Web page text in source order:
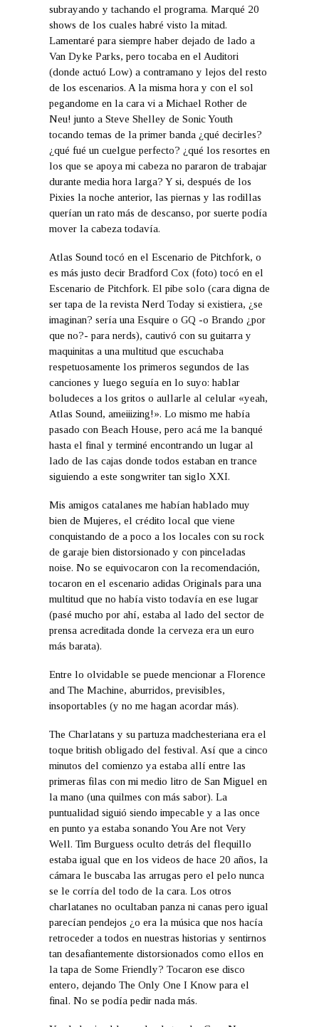
subrayando y tachando el programa. Marqué 20
shows de los cuales habré visto la mitad.
Lamentaré para siempre haber dejado de lado a
Van Dyke Parks, pero tocaba en el Auditori
(donde actuó Low) a contramano y lejos del resto
de los escenarios. A la misma hora y con el sol
pegandome en la cara vi a Michael Rother de
Neu! junto a Steve Shelley de Sonic Youth
tocando temas de la primer banda ¿qué decirles?
¿qué fué un cuelgue perfecto? ¿qué los resortes en
los que se apoya mi cabeza no pararon de trabajar
durante media hora larga? Y si, después de los
Pixies la noche anterior, las piernas y las rodillas
querían un rato más de descanso, por suerte podía
mover la cabeza todavía.
Atlas Sound tocó en el Escenario de Pitchfork, o
es más justo decir Bradford Cox (foto) tocó en el
Escenario de Pitchfork. El pibe solo (cara digna de
ser tapa de la revista Nerd Today si existiera, ¿se
imaginan? sería una Esquire o GQ -o Brando ¿por
que no?- para nerds), cautivó con su guitarra y
maquinitas a una multitud que escuchaba
respetuosamente los primeros segundos de las
canciones y luego seguía en lo suyo: hablar
boludeces a los gritos o aullarle al celular «yeah,
Atlas Sound, ameiiizing!». Lo mismo me había
pasado con Beach House, pero acá me la banqué
hasta el final y terminé encontrando un lugar al
lado de las cajas donde todos estaban en trance
siguiendo a este songwriter tan siglo XXI.
Mis amigos catalanes me habían hablado muy
bien de Mujeres, el crédito local que viene
conquistando de a poco a los locales con su rock
de garaje bien distorsionado y con pinceladas
noise. No se equivocaron con la recomendación,
tocaron en el escenario adidas Originals para una
multitud que no había visto todavía en ese lugar
(pasé mucho por ahí, estaba al lado del sector de
prensa acreditada donde la cerveza era un euro
más barata).
Entre lo olvidable se puede mencionar a Florence
and The Machine, aburridos, previsibles,
insoportables (y no me hagan acordar más).
The Charlatans y su partuza madchesteriana era el
toque british obligado del festival. Así que a cinco
minutos del comienzo ya estaba allí entre las
primeras filas con mi medio litro de San Miguel en
la mano (una quilmes con más sabor). La
puntualidad siguió siendo impecable y a las once
en punto ya estaba sonando You Are not Very
Well. Tim Burguess oculto detrás del flequillo
estaba igual que en los videos de hace 20 años, la
cámara le buscaba las arrugas pero el pelo nunca
se le corría del todo de la cara. Los otros
charlatanes no ocultaban panza ni canas pero igual
parecían pendejos ¿o era la música que nos hacía
retroceder a todos en nuestras historias y sentirnos
tan desafiantemente distorsionados como ellos en
la tapa de Some Friendly? Tocaron ese disco
entero, dejando The Only One I Know para el
final. No se podía pedir nada más.